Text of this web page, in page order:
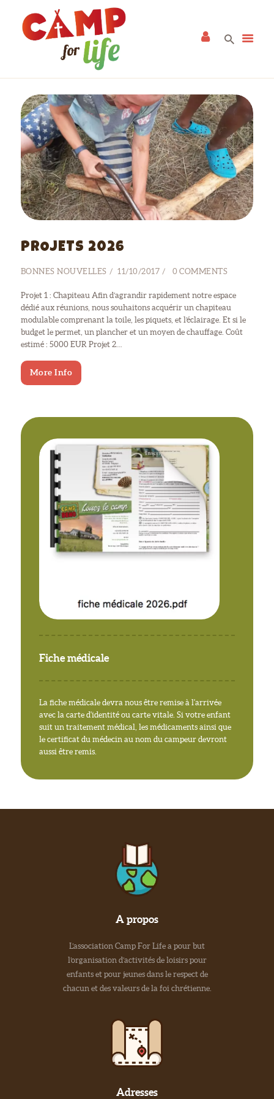
ACCUEIL
CAMPS
ALBUM
NEWS
A PROPOS
CONTACT
PROJETS 2026
BONNES NOUVELLES 11/10/2017 0 COMMENTS
Projet 1 : Chapiteau Afin d’agrandir rapidement notre espace
dédié aux réunions, nous souhaitons acquérir un chapiteau
modulable comprenant la toile, les piquets, et l’éclairage. Et si le
budget le permet, un plancher et un moyen de chauffage. Coût
estimé : 5000 EUR Projet 2…
More Info
Fiche médicale
La fiche médicale devra nous être remise à l'arrivée
avec la carte d'identité ou carte vitale. Si votre enfant
suit un traitement médical, les médicaments ainsi que
le certificat du médecin au nom du campeur devront
aussi être remis.
A propos
L’association Camp For Life a pour but
l’organisation d’activités de loisirs pour
enfants et pour jeunes dans le respect de
chacun et des valeurs de la foi chrétienne.
Adresses